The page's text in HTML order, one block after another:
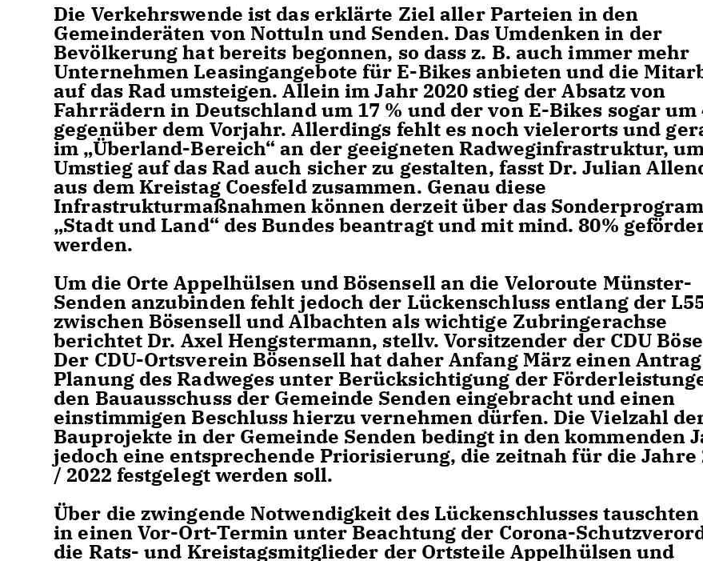
Die Verkehrswende ist das erklärte Ziel aller Parteien in den
Gemeinderäten von Nottuln und Senden. Das Umdenken in der
Bevölkerung hat bereits begonnen, so dass z. B. auch immer mehr
Unternehmen Leasingangebote für E-Bikes anbieten und die
auf das Rad umsteigen. Allein im Jahr 2020 stieg der Absatz von
Fahrrädern in Deutschland um 17 % und der von E-Bikes sogar um
gegenüber dem Vorjahr. Allerdings fehlt es noch vielerorts und
im „Überland-Bereich“ an der geeigneten Radweginfrastruktur,
Umstieg auf das Rad auch sicher zu gestalten, fasst Dr. Julian
aus dem Kreistag Coesfeld zusammen. Genau diese
Infrastrukturmaßnahmen können derzeit über das
Stadt und Land“ des Bundes beantragt und mit mind. 80%
werden.
Um die Orte Appelhülsen und Bösensell an die Veloroute Münster-
Senden anzubinden fehlt jedoch der Lückenschluss entlang der
zwischen Bösensell und Albachten als wichtige Zubringerachse
berichtet Dr. Axel Hengstermann, stellv. Vorsitzender der CDU
Der CDU-Ortsverein Bösensell hat daher Anfang März einen
Planung des Radweges unter Berücksichtigung der
den Bauausschuss der Gemeinde Senden eingebracht und einen
einstimmigen Beschluss hierzu vernehmen dürfen. Die Vielzahl
Bauprojekte in der Gemeinde Senden bedingt in den kommenden
jedoch eine entsprechende Priorisierung, die zeitnah für die Jahre
/ 2022 festgelegt werden soll.
Über die zwingende Notwendigkeit des Lückenschlusses
in einen Vor-Ort-Termin unter Beachtung der Corona-
die Rats- und Kreistagsmitglieder der Ortsteile Appelhülsen und